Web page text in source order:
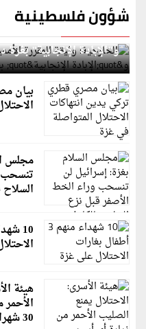
شؤون فلسطينية
الخارجية: وثيقة المقررة
و"الإبادة الإنجابية"
بيان
مجلس
تنسحب
السلاح
هيئة
30 شهرا